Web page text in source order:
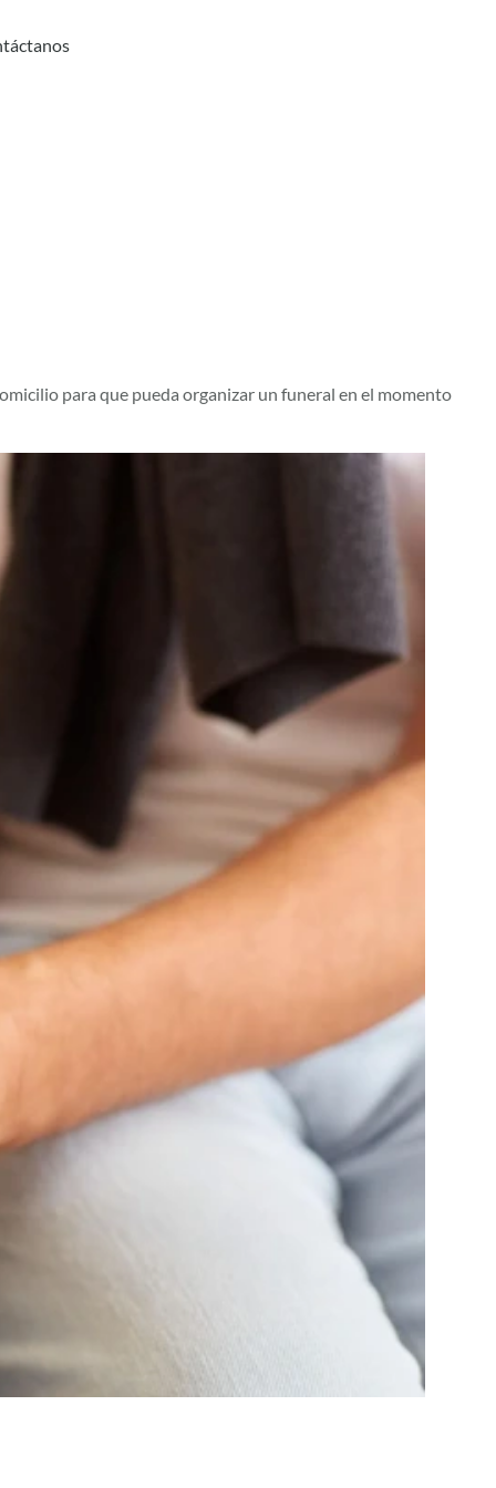
para que pueda organizar un funeral en el momento